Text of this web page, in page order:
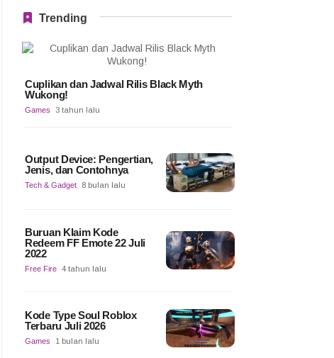
Trending
Cuplikan dan Jadwal Rilis Black Myth
Wukong!
Games 3 tahun lalu
Output Device: Pengertian,
Jenis, dan Contohnya
Tech & Gadget 8 bulan lalu
Buruan Klaim Kode
Redeem FF Emote 22 Juli
2022
Free Fire 4 tahun lalu
Kode Type Soul Roblox
Terbaru Juli 2026
Games 1 bulan lalu